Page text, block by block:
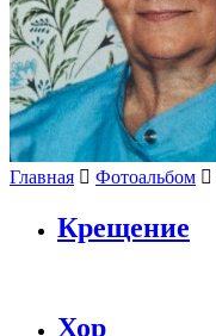
Главная
Фотоальбом
Крещение
Хор